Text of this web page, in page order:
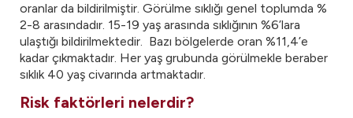
oranlar da bildirilmiştir. Görülme sıklığı genel toplumda %
2-8 arasındadır. 15-19 yaş arasında sıklığının %6’lara
ulaştığı bildirilmektedir. Bazı bölgelerde oran %11,4’e
kadar çıkmaktadır. Her yaş grubunda görülmekle beraber
sıklık 40 yaş civarında artmaktadır.
Risk faktörleri nelerdir?